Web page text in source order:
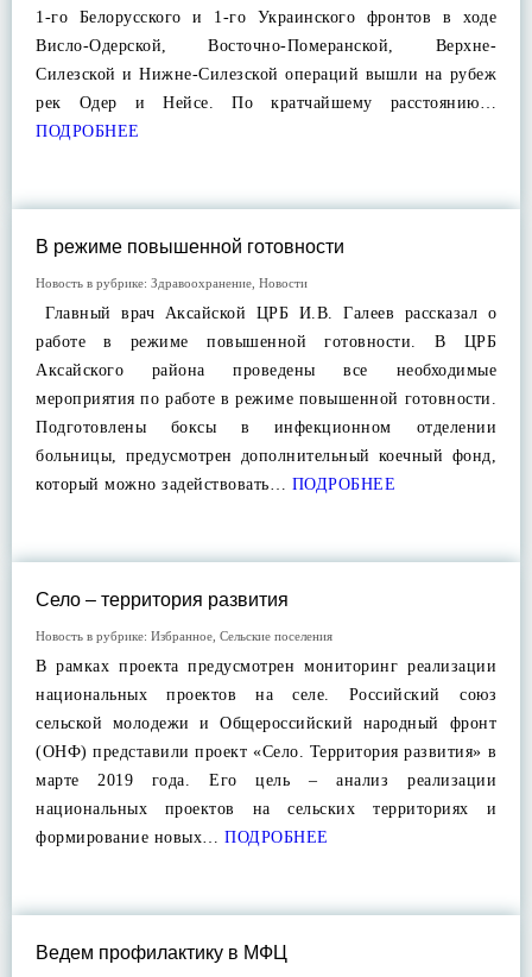
1-го Белорусского и 1-го Украинского фронтов в ходе
Висло-Одерской, Восточно-Померанской, Верхне-
Силезской и Нижне-Силезской операций вышли на рубеж
рек Одер и Нейсе. По кратчайшему расстоянию…
ПОДРОБНЕЕ
В режиме повышенной готовности
Новость в рубрике: Здравоохранение Новости
Главный врач Аксайской ЦРБ И.В. Галеев рассказал о
работе в режиме повышенной готовности. В ЦРБ
Аксайского района проведены все необходимые
мероприятия по работе в режиме повышенной готовности.
Подготовлены боксы в инфекционном отделении
больницы, предусмотрен дополнительный коечный фонд,
который можно задействовать… ПОДРОБНЕЕ
Село – территория развития
Новость в рубрике: Избранное Сельские поселения
В рамках проекта предусмотрен мониторинг реализации
национальных проектов на селе. Российский союз
сельской молодежи и Общероссийский народный фронт
(ОНФ) представили проект «Село. Территория развития» в
марте 2019 года. Его цель – анализ реализации
национальных проектов на сельских территориях и
формирование новых… ПОДРОБНЕЕ
Ведем профилактику в МФЦ